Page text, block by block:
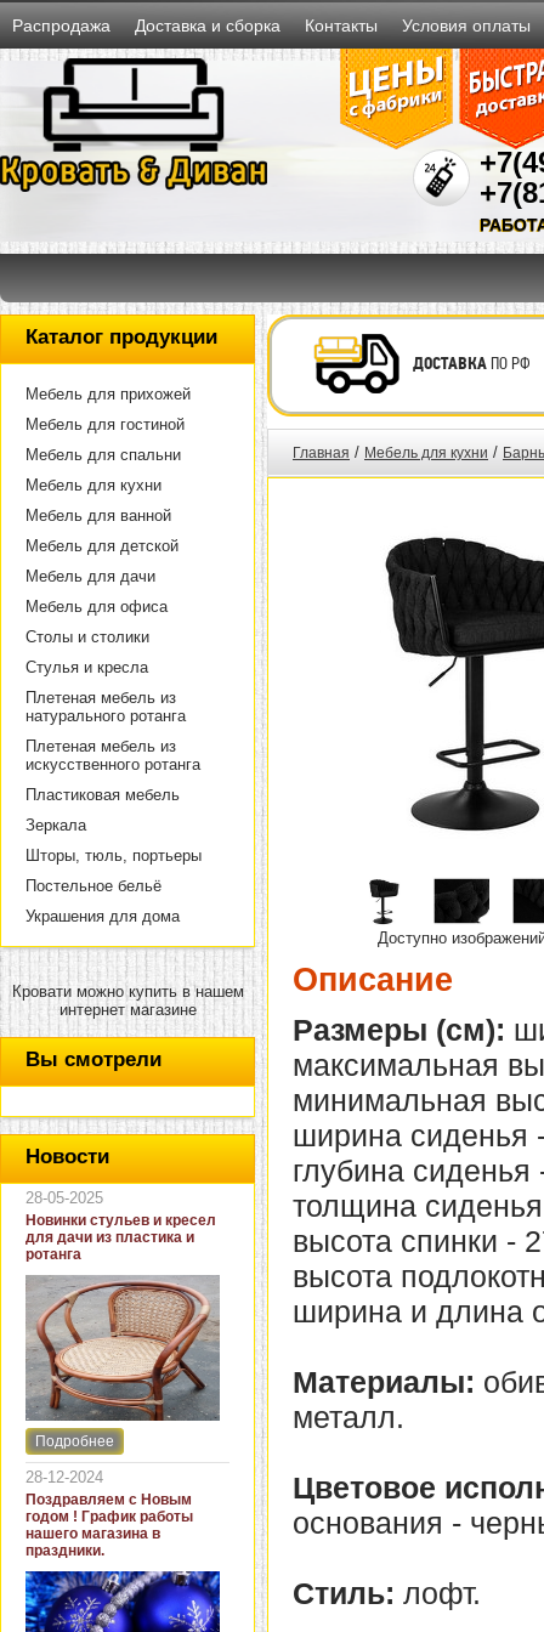
Распродажа Доставка и сборка Контакты Условия оплаты
Каталог продукции
Мебель для прихожей
Мебель для гостиной
Мебель для спальни
Мебель для кухни
Мебель для ванной
Мебель для детской
Мебель для дачи
Мебель для офиса
Столы и столики
Стулья и кресла
Плетеная мебель из
натурального ротанга
Плетеная мебель из
искусственного ротанга
Пластиковая мебель
Зеркала
Шторы, тюль, портьеры
Постельное бельё
Украшения для дома
Кровати можно купить в нашем
интернет магазине
Вы смотрели
Новости
28-05-2025
Новинки стульев и кресел
для дачи из пластика и
ротанга
Интернет-магазин "Кровать
и диван" представляет
новинки стульев и кресел
для дачи. В ассортименте
представлены как
бюджетные модели из
пластика для дачи, так и
кресла для загородных
домов из натурального и
искусственного ротанга.
Подробнее
28-12-2024
Поздравляем с Новым
годом ! График работы
нашего магазина в
праздники.
ДОСТАВКАПО РФ
Главная / Мебель для кухни /
Доступно
Описание
Размеры (см):
максимальная
минимальная
ширина сиденья
глубина сиденья
толщина
высота спинки -
высота
ширина и длина
Материалы:
металл.
Цветовое
основания -
Стиль: лофт.